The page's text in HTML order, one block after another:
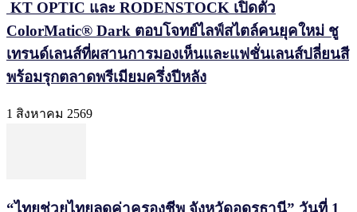
KT OPTIC และ RODENSTOCK เปิดตัว
ColorMatic® Dark ตอบโจทย์ไลฟ์สไตล์คนยุคใหม่ ชู
เทรนด์เลนส์ที่ผสานการมองเห็นและแฟชั่นเลนส์ปลี่ยนสี
พร้อมรุกตลาดพรีเมียมครึ่งปีหลัง
1 สิงหาคม 2569